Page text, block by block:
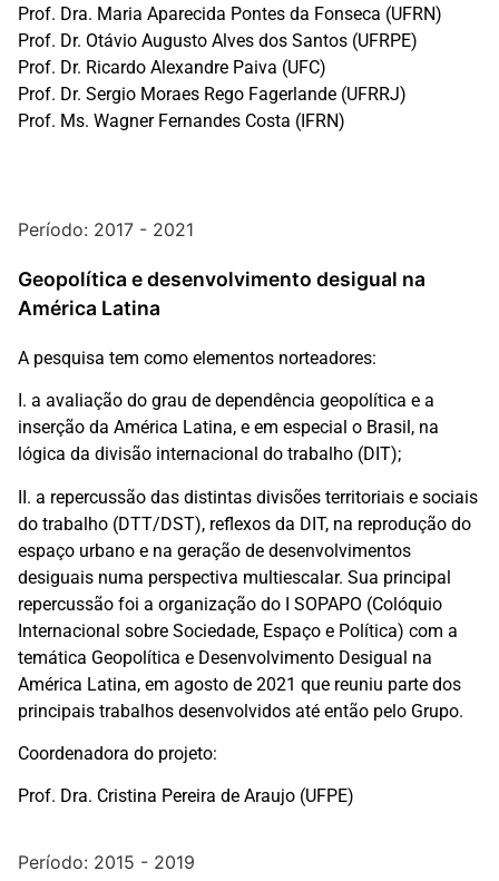
Prof. Dra. Maria Aparecida Pontes da Fonseca (UFRN)
Prof. Dr. Otávio Augusto Alves dos Santos (UFRPE)
Prof. Dr. Ricardo Alexandre Paiva (UFC)
Prof. Dr. Sergio Moraes Rego Fagerlande (UFRRJ)
Prof. Ms. Wagner Fernandes Costa (IFRN)
Período: 2017 - 2021
Geopolítica e desenvolvimento desigual na
América Latina
A pesquisa tem como elementos norteadores:
I. a avaliação do grau de dependência geopolítica e a
inserção da América Latina, e em especial o Brasil, na
lógica da divisão internacional do trabalho (DIT);
II. a repercussão das distintas divisões territoriais e sociais
do trabalho (DTT/DST), reflexos da DIT, na reprodução do
espaço urbano e na geração de desenvolvimentos
desiguais numa perspectiva multiescalar. Sua principal
repercussão foi a organização do I SOPAPO (Colóquio
Internacional sobre Sociedade, Espaço e Política) com a
temática Geopolítica e Desenvolvimento Desigual na
América Latina, em agosto de 2021 que reuniu parte dos
principais trabalhos desenvolvidos até então pelo Grupo.
Coordenadora do projeto:
Prof. Dra. Cristina Pereira de Araujo (UFPE)
Período: 2015 - 2019